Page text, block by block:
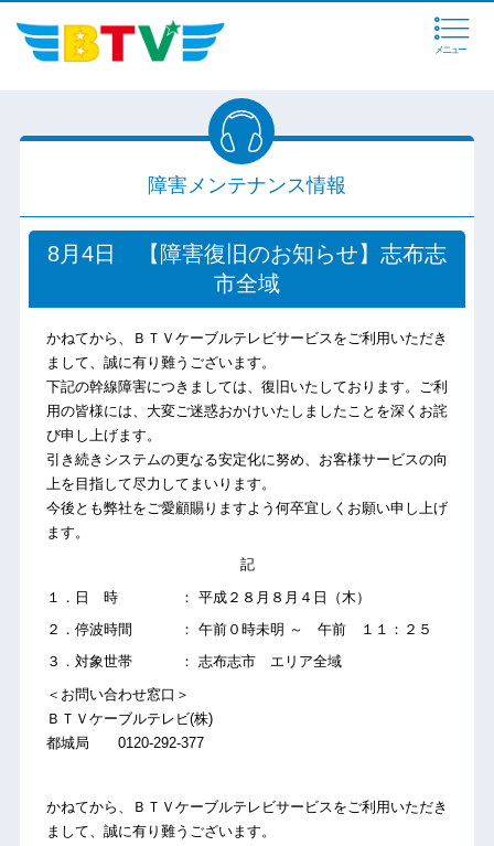
メニュー
障害メンテナンス情報
8月4日 【障害復旧のお知らせ】志布志
市全域
かねてから、ＢＴＶケーブルテレビサービスをご利用いただき
まして、誠に有り難うございます。
下記の幹線障害につきましては、復旧いたしております。ご利
用の皆様には、大変ご迷惑おかけいたしましたことを深くお詫
び申し上げます。
引き続きシステムの更なる安定化に努め、お客様サービスの向
上を目指して尽力してまいります。
今後とも弊社をご愛顧賜りますよう何卒宜しくお願い申し上げ
ます。
記
１．日 時 ： 平成２８月８月４日（木）
２．停波時間 ： 午前０時未明 ～ 午前 １１：２５
３．対象世帯 ： 志布志市 エリア全域
＜お問い合わせ窓口＞
ＢＴＶケーブルテレビ(株)
都城局 0120-292-377
かねてから、ＢＴＶケーブルテレビサービスをご利用いただき
まして、誠に有り難うございます。